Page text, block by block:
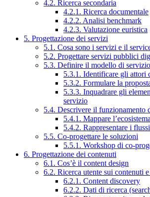
4.2. Ricerca secondaria
4.2.1. Ricerca documentale
4.2.2. Analisi benchmark
4.2.3. Valutazione euristica
5. Progettazione dei servizi
5.1. Cosa sono i servizi e il
5.2. Progettare servizi pubblici
5.3. Definire il modello di servizio
5.3.1. Identificare gli attori
5.3.2. Formulare la
5.3.3. Inquadrare gli
servizio
5.4. Descrivere il funzionamento
5.4.1. Mappare l’ecosistema
5.4.2. Rappresentare i
5.5. Co-progettare le soluzioni
5.5.1. Workshop di co-
6. Progettazione dei contenuti
6.1. Cos’è il content design
6.2. Ricerca utente sui contenuti
6.2.1. Content discovery
6.2.2. Dati di ricerca